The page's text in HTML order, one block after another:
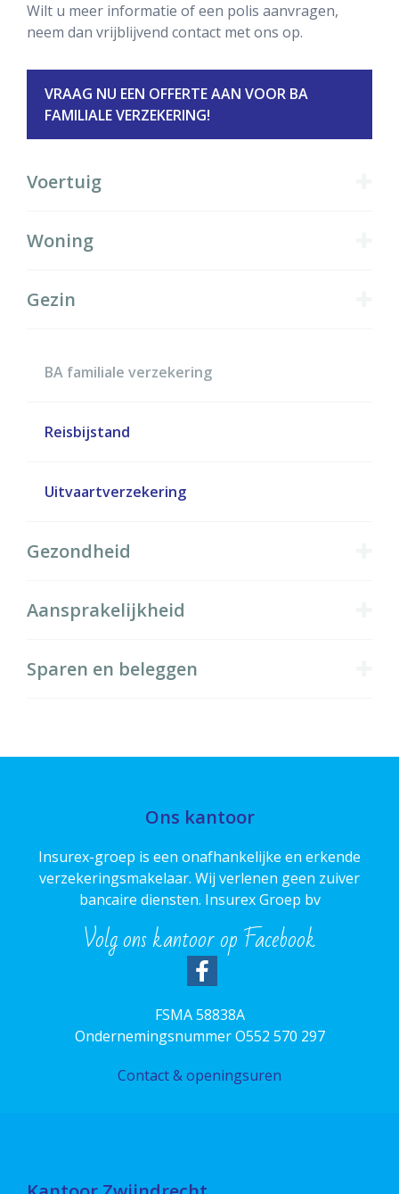
Wilt u meer informatie of een polis aanvragen,
neem dan vrijblijvend contact met ons op.
VRAAG NU EEN OFFERTE AAN VOOR BA
FAMILIALE VERZEKERING!
Producten
Voertuig
Woning
Gezin
BA familiale verzekering
Reisbijstand
Uitvaartverzekering
Gezondheid
Aansprakelijkheid
Sparen en beleggen
Ons kantoor
Insurex-groep is een onafhankelijke en erkende
verzekeringsmakelaar. Wij verlenen geen zuiver
bancaire diensten. Insurex Groep bv
Volg ons kantoor op Facebook
FSMA 58838A
Ondernemingsnummer O552 570 297
Contact & openingsuren